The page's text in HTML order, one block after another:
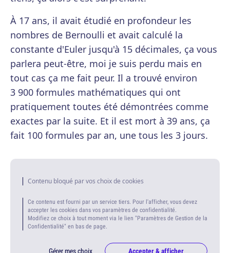
À 17 ans, il avait étudié en profondeur les
nombres de Bernoulli et avait calculé la
constante d'Euler jusqu'à 15 décimales, ça vous
parlera peut-être, moi je suis perdu mais en
tout cas ça me fait peur. Il a trouvé environ
3 900 formules mathématiques qui ont
pratiquement toutes été démontrées comme
exactes par la suite. Et il est mort à 39 ans, ça
fait 100 formules par an, une tous les 3 jours.
Contenu bloqué par vos choix de cookies
Ce contenu est fourni par un service tiers. Pour l'afficher, vous devez
accepter les cookies dans vos paramètres de confidentialité.
Modifiez ce choix à tout moment via le lien "Paramètres de Gestion de la
Confidentialité" en bas de page.